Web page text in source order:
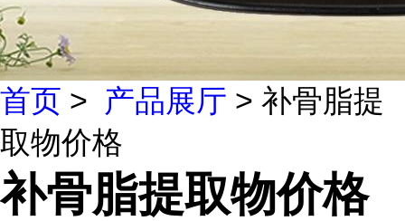
首页 > 产品展厅 > 补骨脂提
取物价格
补骨脂提取物价格